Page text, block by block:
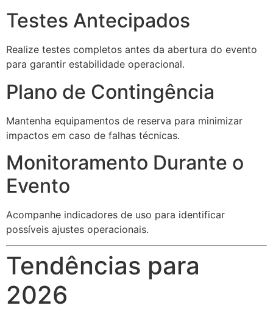
Testes Antecipados
Realize testes completos antes da abertura do evento
para garantir estabilidade operacional.
Plano de Contingência
Mantenha equipamentos de reserva para minimizar
impactos em caso de falhas técnicas.
Monitoramento Durante o
Evento
Acompanhe indicadores de uso para identificar
possíveis ajustes operacionais.
Tendências para
2026